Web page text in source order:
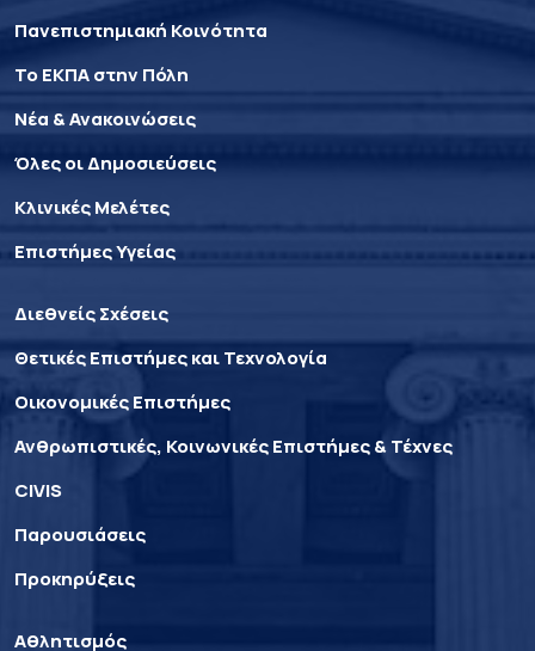
Πανεπιστημιακή Κοινότητα
Το ΕΚΠΑ στην Πόλη
Νέα & Ανακοινώσεις
Όλες οι Δημοσιεύσεις
Κλινικές Μελέτες
Επιστήμες Υγείας
Διεθνείς Σχέσεις
Θετικές Επιστήμες και Τεχνολογία
Οικονομικές Επιστήμες
Ανθρωπιστικές, Κοινωνικές Επιστήμες & Τέχνες
CIVIS
Παρουσιάσεις
Προκηρύξεις
Αθλητισμός